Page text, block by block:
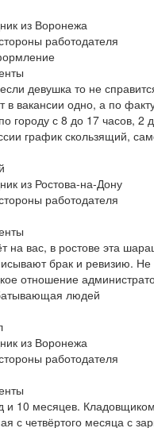
из Воронежа
работодателя
девушка то не
в вакансии одно, а по
городу с 8 до 17 часов,
график скользящий,
из Ростова-на-Дону
работодателя
на вас, в ростове эта
брак и ревизию. Не
отношение
людей
из Воронежа
работодателя
и 10 месяцев.
с четвёртого месяца с